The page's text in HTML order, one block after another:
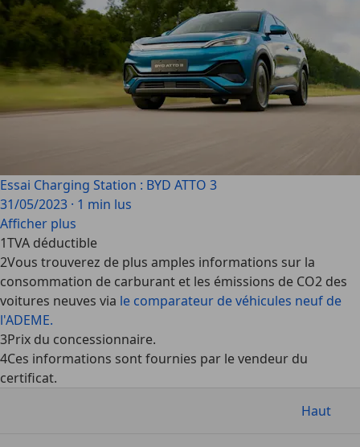
Essai Charging Station : BYD ATTO 3
31/05/2023 · 1 min lus
Afficher plus
1TVA déductible
2Vous trouverez de plus amples informations sur la
consommation de carburant et les émissions de CO2 des
voitures neuves via le comparateur de véhicules neuf de
l'ADEME.
3Prix du concessionnaire.
4Ces informations sont fournies par le vendeur du
certificat.
Haut